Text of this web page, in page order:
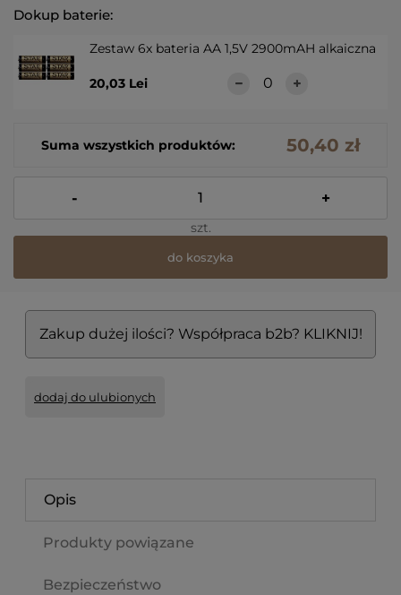
Dokup baterie:
Zestaw 6x bateria AA 1,5V 2900mAH alkaiczna
20,03 Lei
Suma wszystkich produktów: 50,40 zł
- +
szt.
do koszyka
Zakup dużej ilości? Współpraca b2b? KLIKNIJ!
dodaj do ulubionych
Opis
Produkty powiązane
Bezpieczeństwo